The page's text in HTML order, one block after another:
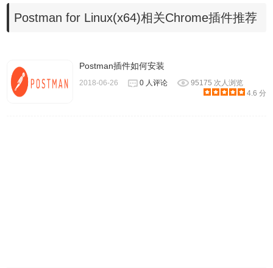
Linux上的Postman本地应用程序会在更新可用时通知您。
如果有更新可用，则需要下载最新版本的应用程序，删除当
Postman for Linux(x64)相关Chrome插件推荐
Postman插件如何安装
2018-06-26 0 人评论
95175 次人浏览
4.6 分